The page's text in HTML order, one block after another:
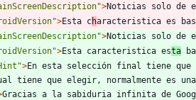
>Noticias solo de
>Esta characteristica es
>Noticias solo de
>Esta caracteristica esta
>En esta selección final tiene
tiene que elegir, normalmente es
Gracias a la sabiduria infinita de